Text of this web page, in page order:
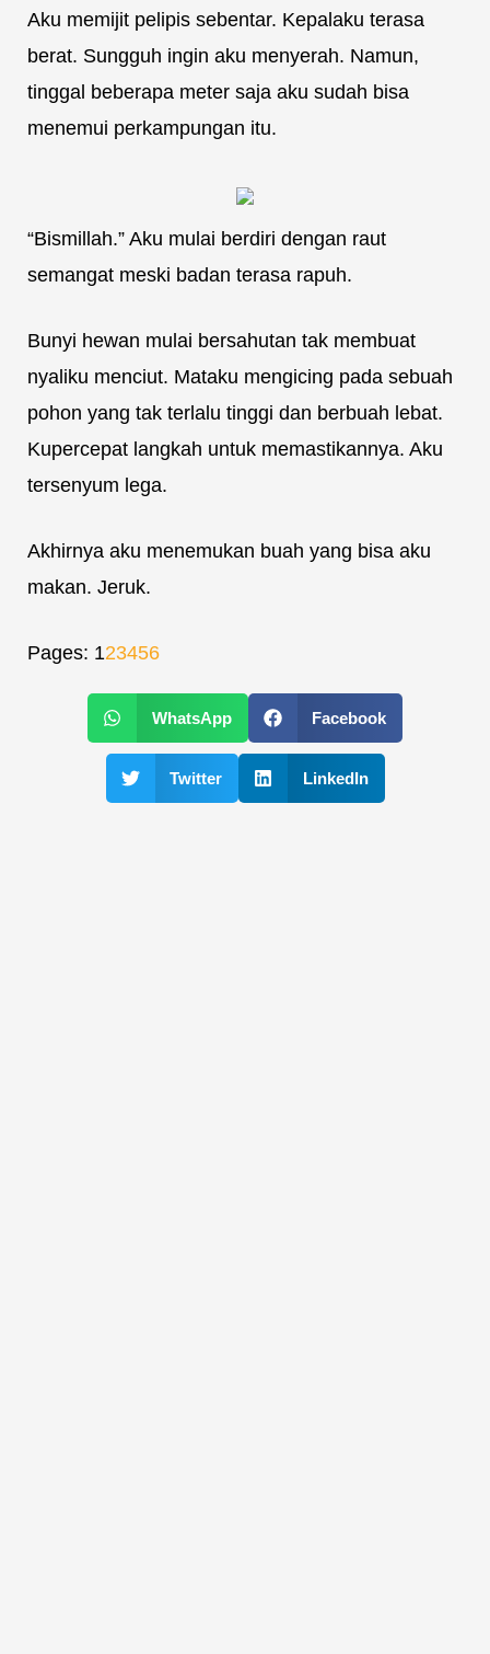
Aku memijit pelipis sebentar. Kepalaku terasa
berat. Sungguh ingin aku menyerah. Namun,
tinggal beberapa meter saja aku sudah bisa
menemui perkampungan itu.
“Bismillah.” Aku mulai berdiri dengan raut
semangat meski badan terasa rapuh.
Bunyi hewan mulai bersahutan tak membuat
nyaliku menciut. Mataku mengicing pada sebuah
pohon yang tak terlalu tinggi dan berbuah lebat.
Kupercepat langkah untuk memastikannya. Aku
tersenyum lega.
Akhirnya aku menemukan buah yang bisa aku
makan. Jeruk.
Pages: 123456
WhatsApp Facebook
Twitter LinkedIn